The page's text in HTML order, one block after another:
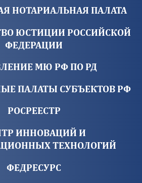
НОТАРИАЛЬНАЯ ПАЛАТА
ЮСТИЦИИ РОССИЙСКОЙ
ФЕДЕРАЦИИ
МЮ РФ ПО РД
ПАЛАТЫ СУБЪЕКТОВ РФ
РОСРЕЕСТР
ИННОВАЦИЙ И
ТЕХНОЛОГИЙ
ФЕДРЕСУРС